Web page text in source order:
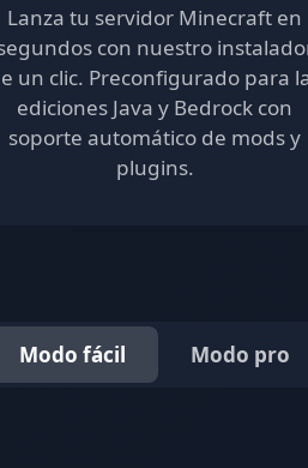
Lanza tu servidor Minecraft en
con nuestro
un clic. Preconfigurado para
ediciones Java y Bedrock con
soporte automático de mods y
plugins.
Modo fácil Modo pro